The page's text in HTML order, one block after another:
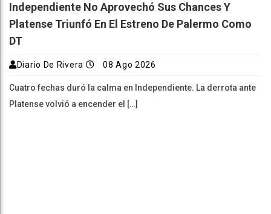
Independiente No Aprovechó Sus Chances Y
Platense Triunfó En El Estreno De Palermo Como
DT
Diario De Rivera 08 Ago 2026
Cuatro fechas duró la calma en Independiente. La derrota ante
Platense volvió a encender el […]